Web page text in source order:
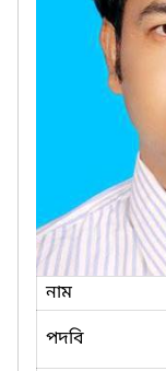
নাম
পদবি